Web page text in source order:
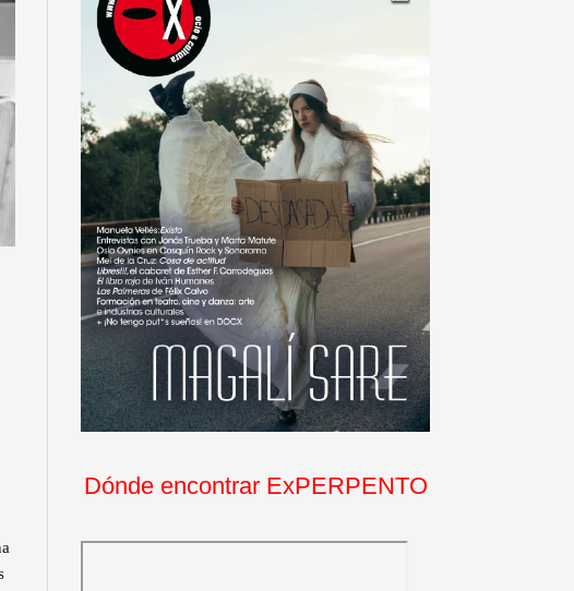
Dónde encontrar ExPERPENTO